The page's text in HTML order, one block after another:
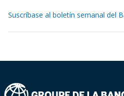
Suscríbase al boletín semanal del